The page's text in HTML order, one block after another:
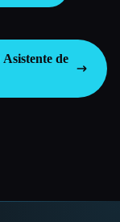
Asistente de